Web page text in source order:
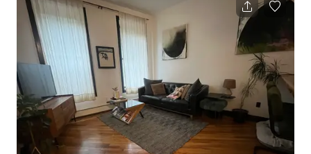
d'événements intimes, réunions productives, et séances photo
ou tournages captivants. Entrez dans notre salle de projection
soigneusement conçue, où confort et style s'harmonisent
parfaitement. Le mob